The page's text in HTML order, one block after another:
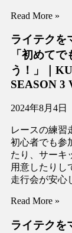
Read More »
ライテクを
「初めて
う！」｜
SEASON 3
2024年8月4日
レースの練習
初心者でも参
たり、サーキ
用意したり
走行会が安心
Read More »
ライテクを